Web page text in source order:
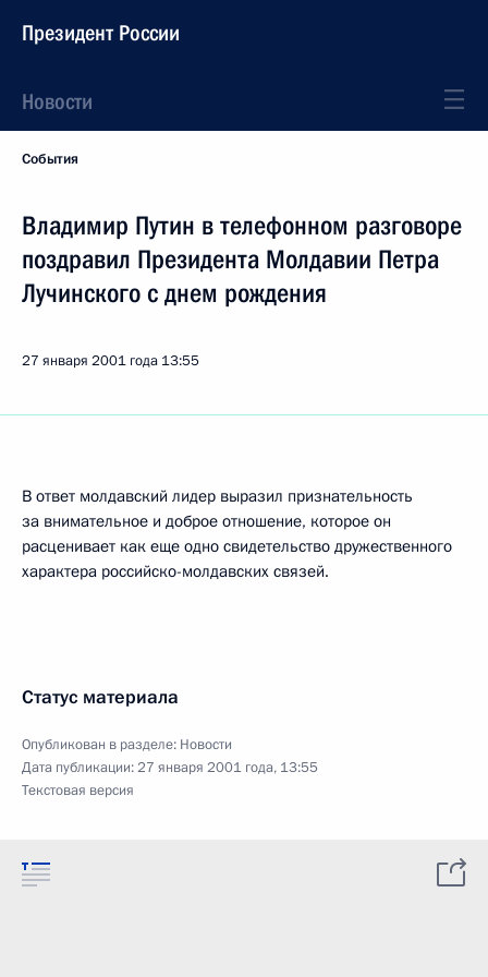
Президент России
Новости
События
Владимир Путин в телефонном разговоре
поздравил Президента Молдавии Петра
Лучинского с днем рождения
27 января 2001 года 13:55
В ответ молдавский лидер выразил признательность
за внимательное и доброе отношение, которое он
расценивает как еще одно свидетельство дружественного
характера российско-молдавских связей.
Статус материала
Опубликован в разделе: Новости
Дата публикации:27 января 2001 года, 13:55
Текстовая версия